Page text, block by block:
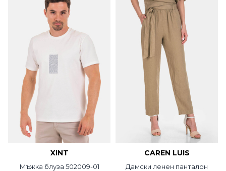
XINT
Мъжка блуза 502009-01
CAREN LUIS
Дамски ленен панталон